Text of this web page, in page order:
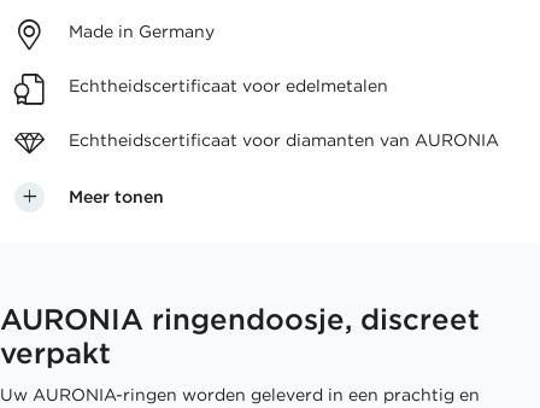
Made in Germany
Echtheidscertificaat voor edelmetalen
Echtheidscertificaat voor diamanten van AURONIA
Meer tonen
AURONIA ringendoosje, discreet
verpakt
Uw AURONIA-ringen worden geleverd in een prachtig en